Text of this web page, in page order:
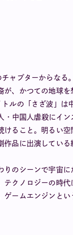
ャプターからなる
、かつての地球
ルの「さざ波」は
中国人虐殺にイ
ること。明るい空
品に出演してい
のシーンで宇宙
テクノロジーの時
ームエンジンと